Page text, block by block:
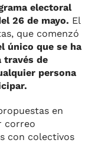
electoral
26 de mayo. El
que comenzó
único que se ha
través de
persona
en
correo
con colectivos